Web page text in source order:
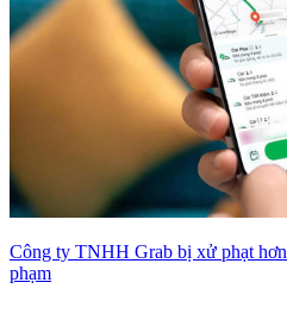
Công ty TNHH Grab bị xử phạt
phạm